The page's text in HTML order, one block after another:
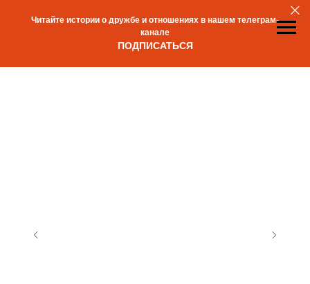
Читайте истории о дружбе и отношениях в нашем телеграм-
канале
ПОДПИСАТЬСЯ